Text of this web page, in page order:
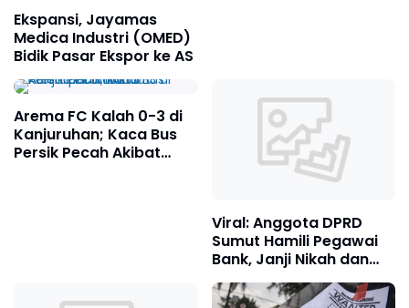
Ekspansi, Jayamas
Medica Industri (OMED)
Bidik Pasar Ekspor ke AS
Arema FC Kalah 0-3 di
Kanjuruhan; Kaca Bus
Persik Pecah Akibat
Viral: Anggota DPRD
Sumut Hamili Pegawai
Bank, Janji Nikah dan
Kabur Setelah
Kehamilan